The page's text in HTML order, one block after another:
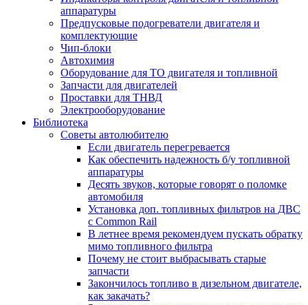
аппаратуры
Предпусковые подогреватели двигателя и
комплектующие
Чип-блоки
Автохимия
Оборудование для ТО двигателя и топливной
Запчасти для двигателей
Проставки для ТНВД
Электрооборудование
Библиотека
Советы автолюбителю
Если двигатель перегревается
Как обеспечить надежность б/у топливной
аппаратуры
Десять звуков, которые говорят о поломке
автомобиля
Установка доп. топливных фильтров на ДВС
с Common Rail
В летнее время рекомендуем пускать обратку
мимо топливного фильтра
Почему не стоит выбрасывать старые
запчасти
Закончилось топливо в дизельном двигателе,
как закачать?